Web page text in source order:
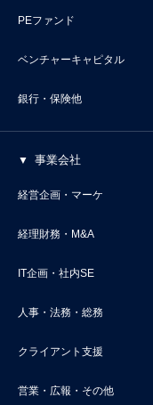
PEファンド
ベンチャーキャピタル
銀行・保険他
事業会社
経営企画・マーケ
経理財務・M&A
IT企画・社内SE
人事・法務・総務
クライアント支援
営業・広報・その他